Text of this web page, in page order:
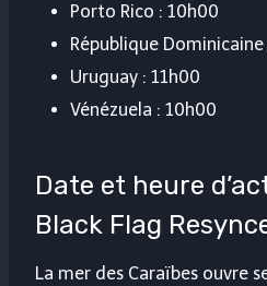
Porto Rico : 10h00
République
Uruguay : 11h00
Vénézuela : 10h00
Date et heure
Black Flag
La mer des Caraïbes ouvre